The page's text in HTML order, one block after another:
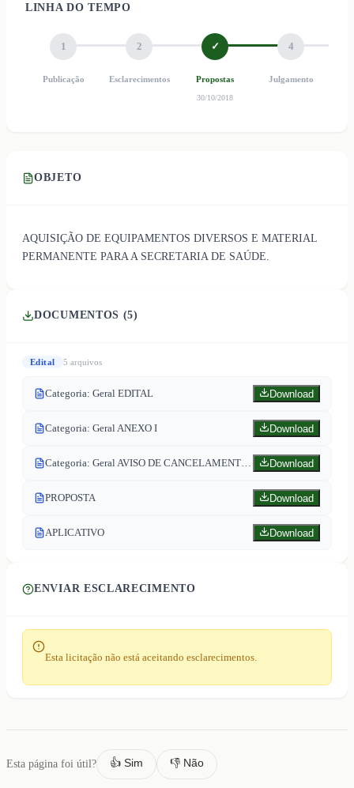
LINHA DO TEMPO
1
Publicação
2
Esclarecimentos
✓
Propostas
30/10/2018
4
Julgamento
OBJETO
AQUISIÇÃO DE EQUIPAMENTOS DIVERSOS E MATERIAL
PERMANENTE PARA A SECRETARIA DE SAÚDE.
DOCUMENTOS (5)
Edital 5 arquivos
Categoria: Geral EDITAL Download
Categoria: Geral ANEXO I Download
Download
PROPOSTA Download
APLICATIVO Download
ENVIAR ESCLARECIMENTO
Esta licitação não está aceitando esclarecimentos.
Esta página foi útil? 👍 Sim 👎 Não